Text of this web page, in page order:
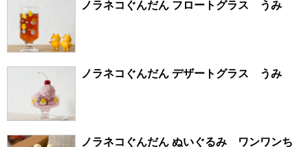
ノラネコぐんだん フロートグラス うみ
ノラネコぐんだん デザートグラス うみ
ノラネコぐんだん ぬいぐるみ ワンワンち